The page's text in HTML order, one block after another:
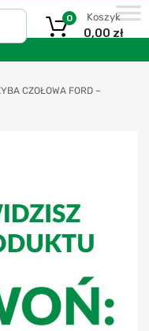
Koszyk
0,00 zł
0
CZOŁOWA FORD –